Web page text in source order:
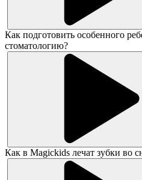
Как подготовить особенного
стоматологию?
Как в Magickids лечат зубки во